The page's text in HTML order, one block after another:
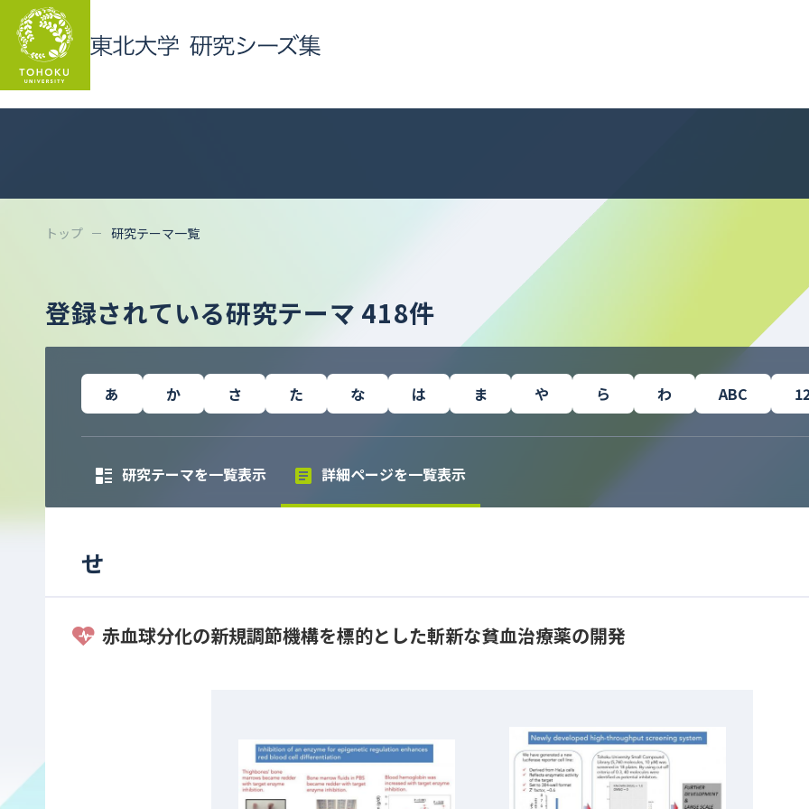
トップ 研究テーマ一覧
登録されている研究テーマ 418件
あ か さ た な は ま や ら わ ABC
研究テーマを一覧表示 詳細ページを一覧表示
せ
赤血球分化の新規調節機構を標的とした斬新な貧血治療薬の開発